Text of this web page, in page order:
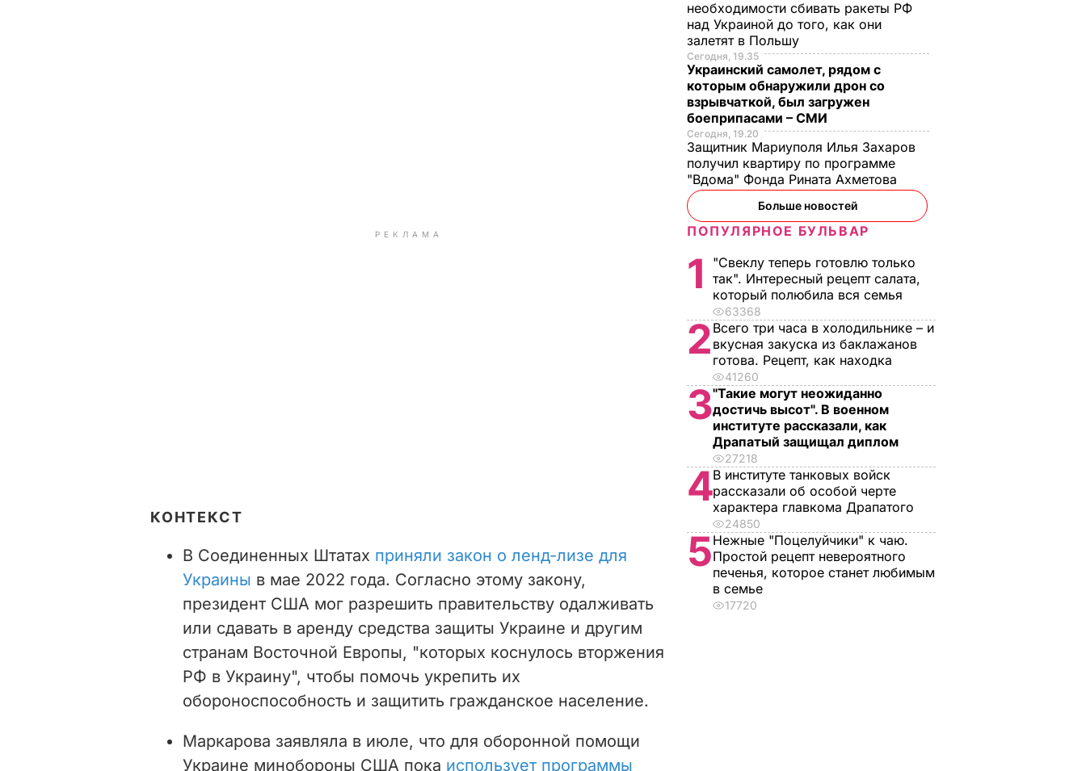
РЕКЛАМА
КОНТЕКСТ
В Соединенных Штатах приняли закон о ленд-лизе для
Украины в мае 2022 года. Согласно этому закону,
президент США мог разрешить правительству одалживать
или сдавать в аренду средства защиты Украине и другим
странам Восточной Европы, "которых коснулось вторжения
РФ в Украину", чтобы помочь укрепить их
обороноспособность и защитить гражданское население.
Маркарова заявляла в июле, что для оборонной помощи
Украине минобороны США пока использует программы
необходимости сбивать ракеты РФ
над Украиной до того, как они
залетят в Польшу
Сегодня, 19.35
Украинский самолет, рядом с
которым обнаружили дрон со
взрывчаткой, был загружен
боеприпасами – СМИ
Сегодня, 19.20
Защитник Мариуполя Илья Захаров
получил квартиру по программе
"Вдома" Фонда Рината Ахметова
Больше новостей
ПОПУЛЯРНОЕ БУЛЬВАР
1
"Свеклу теперь готовлю только
так". Интересный рецепт салата,
который полюбила вся семья
63368
2 Всего три часа в холодильнике – и
вкусная закуска из баклажанов
готова. Рецепт, как находка
41260
3"Такие могут неожиданно
достичь высот". В военном
институте рассказали, как
Драпатый защищал диплом
27218
4В институте танковых войск
рассказали об особой черте
характера главкома Драпатого
24850
5Нежные "Поцелуйчики" к чаю.
Простой рецепт невероятного
печенья, которое станет любимым
в семье
17720